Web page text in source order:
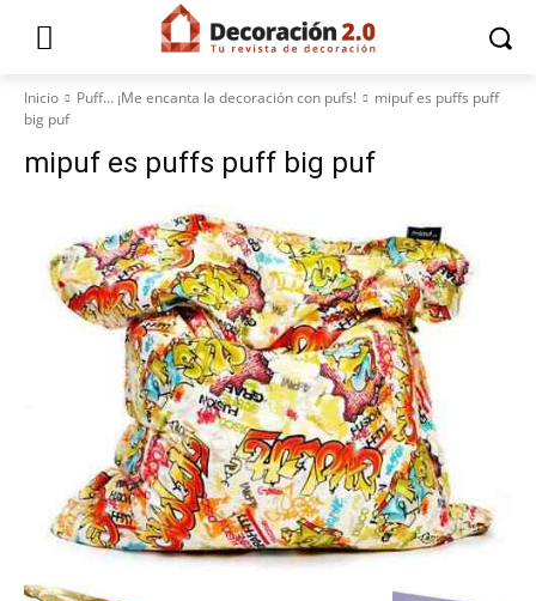
Inicio Puff… ¡Me encanta la decoración con pufs!
mipuf es puffs puff
big puf
mipuf es puffs puff big puf